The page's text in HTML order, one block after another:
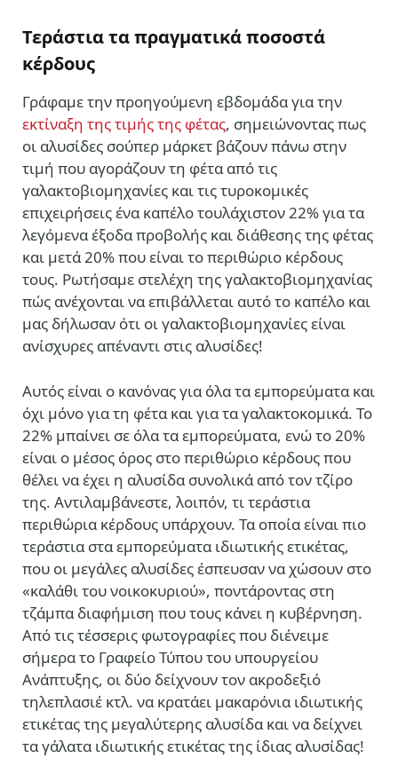
Τεράστια τα πραγματικά ποσοστά
κέρδους
Γράφαμε την προηγούμενη εβδομάδα για την
εκτίναξη της τιμής της φέτας, σημειώνοντας πως
οι αλυσίδες σούπερ μάρκετ βάζουν πάνω στην
τιμή που αγοράζουν τη φέτα από τις
γαλακτοβιομηχανίες και τις τυροκομικές
επιχειρήσεις ένακαπέλο τουλάχιστον 22% για τα
λεγόμενα έξοδα προβολής και διάθεσης της φέτας
και μετά 20% που είναι το περιθώριο κέρδους
τους. Ρωτήσαμε στελέχη της γαλακτοβιομηχανίας
πώς ανέχονται να επιβάλλεται αυτό το καπέλο και
μας δήλωσαν ότι οι γαλακτοβιομηχανίες είναι
ανίσχυρες απέναντι στις αλυσίδες!
Αυτός είναι ο κανόνας για όλα τα εμπορεύματα και
όχι μόνο για τη φέτα και για τα γαλακτοκομικά. Το
22% μπαίνει σε όλα τα εμπορεύματα, ενώ το 20%
είναι ο μέσος όρος στο περιθώριο κέρδους που
θέλει να έχει η αλυσίδα συνολικά από τον τζίρο
της. Αντιλαμβάνεστε, λοιπόν, τι τεράστια
περιθώρια κέρδους υπάρχουν. Τα οποία είναι πιο
τεράστια στα εμπορεύματα ιδιωτικής ετικέτας,
που οι μεγάλες αλυσίδες έσπευσαν να χώσουν στο
«καλάθι του νοικοκυριού», ποντάροντας στη
τζάμπα διαφήμιση που τους κάνει η κυβέρνηση.
Από τις τέσσερις φωτογραφίες που διένειμε
σήμερα το Γραφείο Τύπου του υπουργείου
Ανάπτυξης, οι δύο δείχνουν τον ακροδεξιό
τηλεπλασιέ κτλ. να κρατάει μακαρόνια ιδιωτικής
ετικέτας της μεγαλύτερης αλυσίδα και να δείχνει
τα γάλατα ιδιωτικής ετικέτας της ίδιας αλυσίδας!